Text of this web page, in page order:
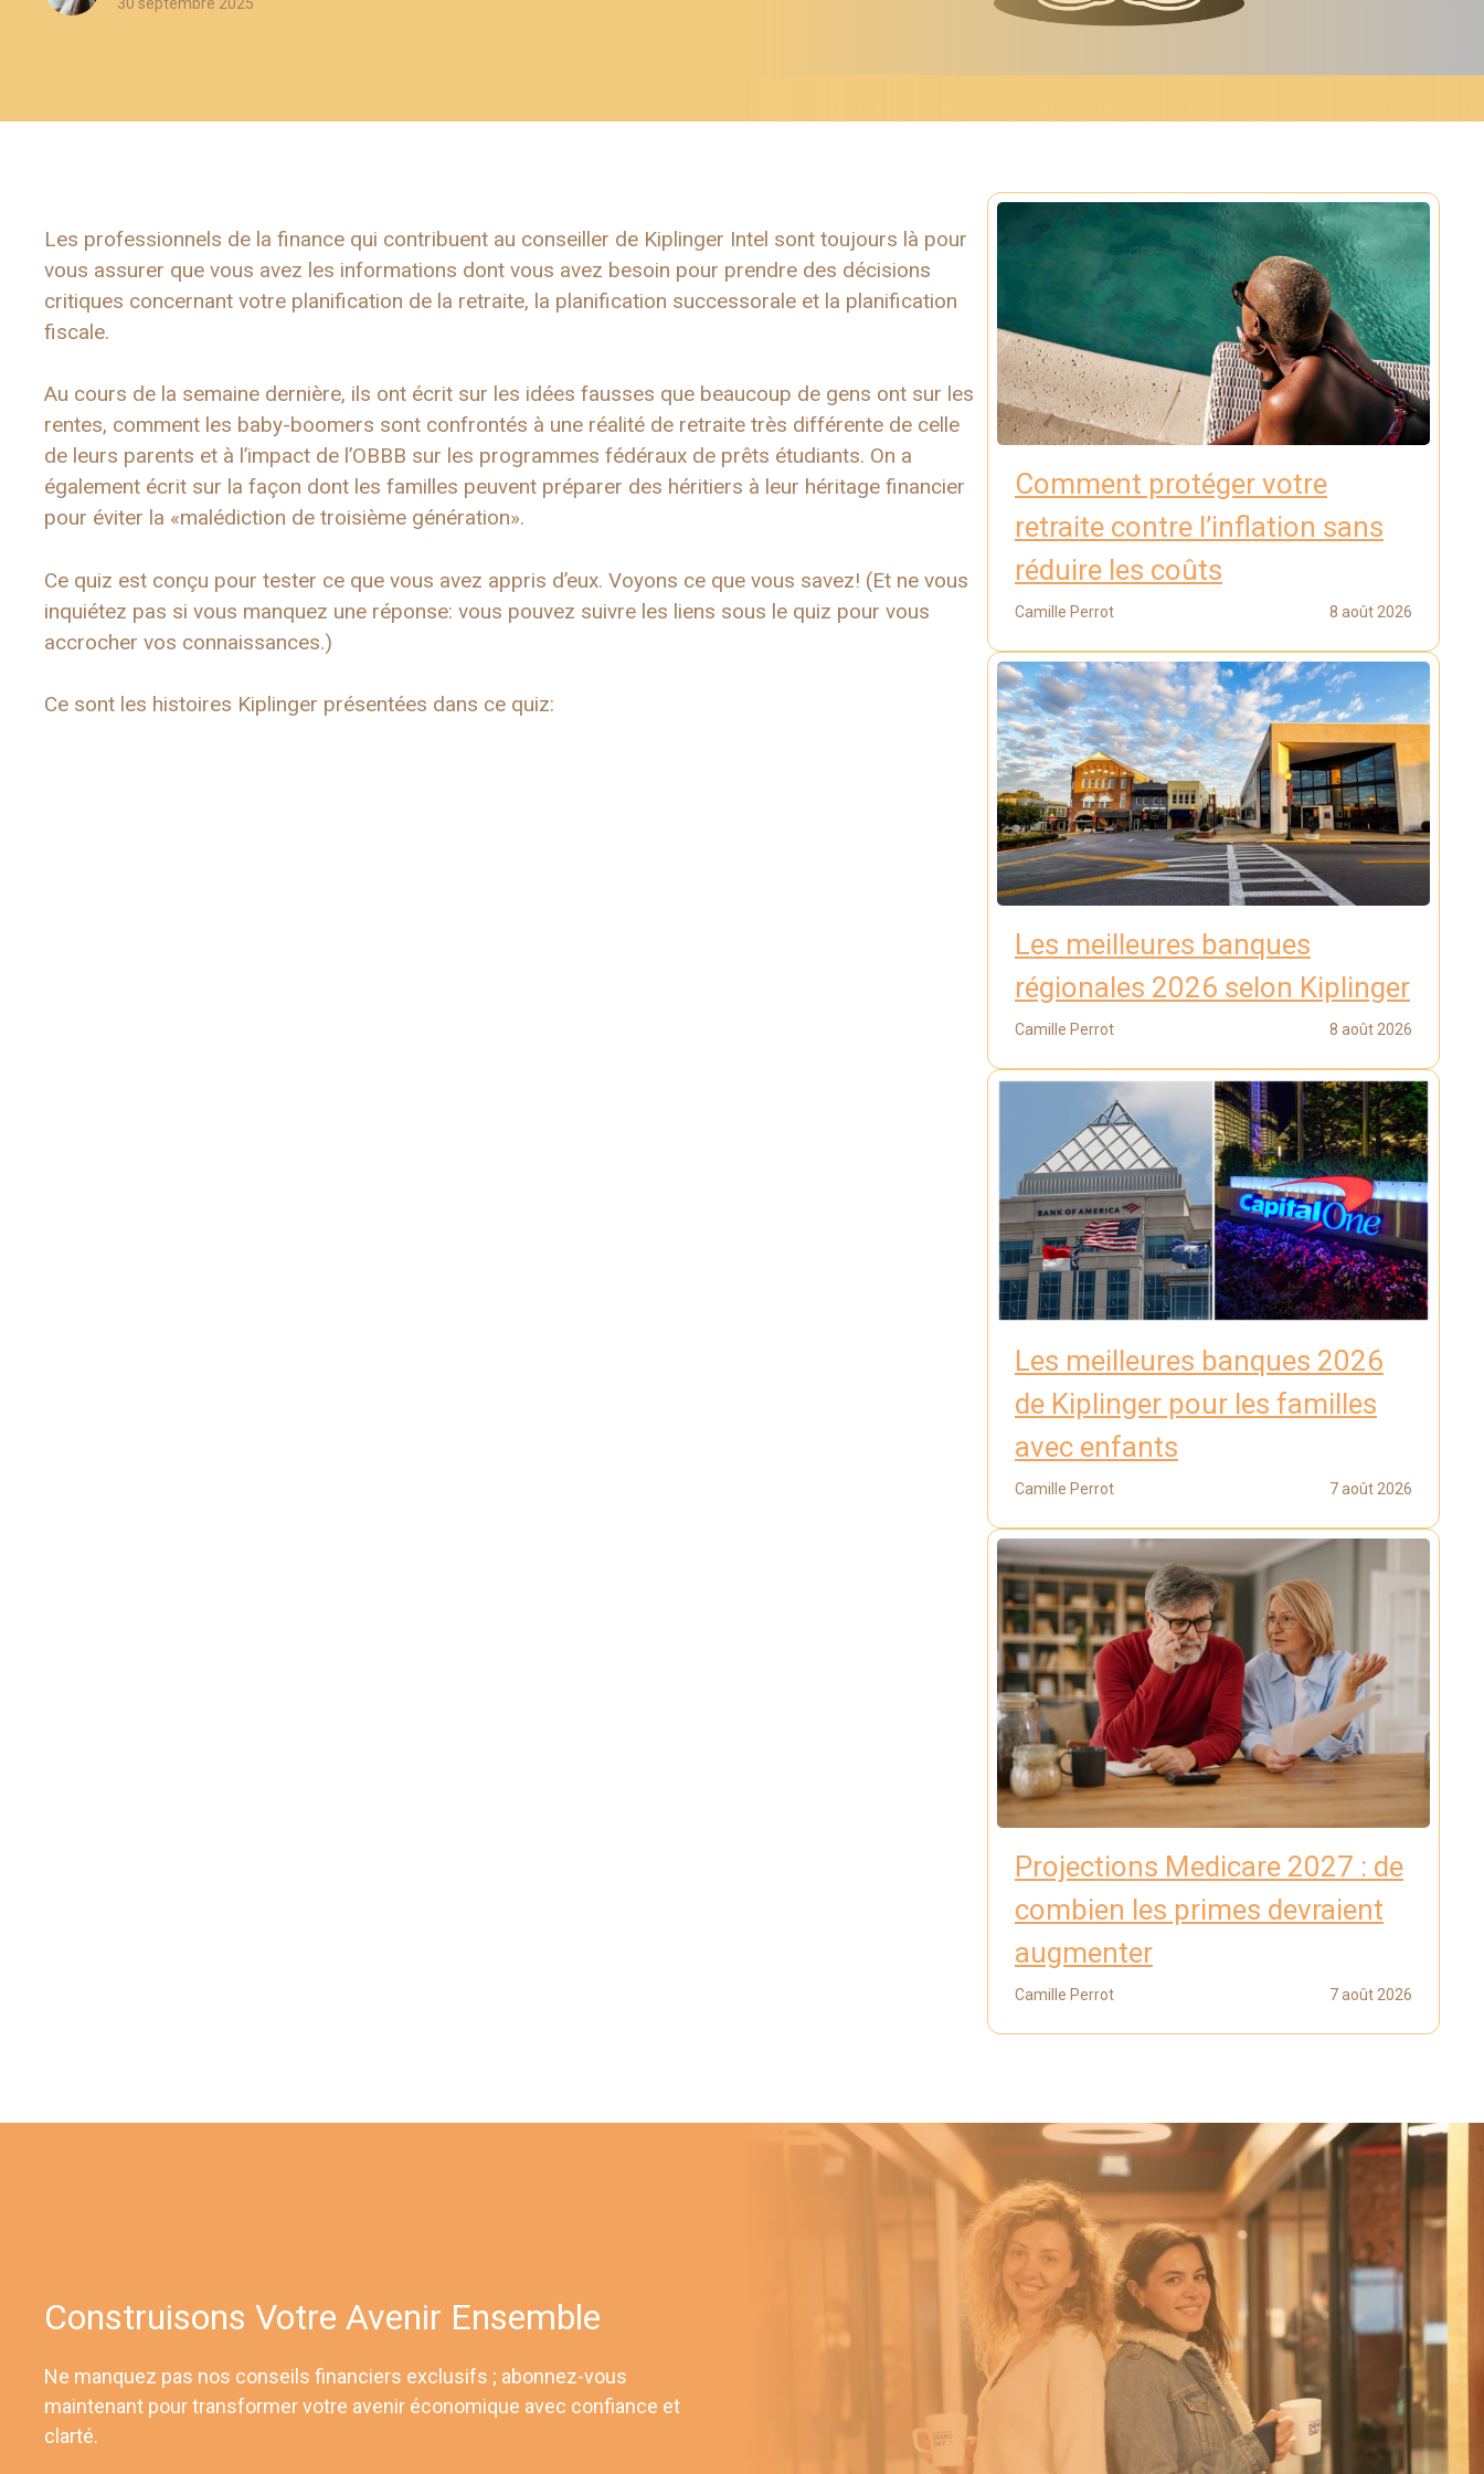
Les professionnels de la finance qui contribuent au conseiller de Kiplinger Intel sont toujours là pour
vous assurer que vous avez les informations dont vous avez besoin pour prendre des décisions
critiques concernant votre planification de la retraite, la planification successorale et la planification
fiscale.
Au cours de la semaine dernière, ils ont écrit sur les idées fausses que beaucoup de gens ont sur les
rentes, comment les baby-boomers sont confrontés à une réalité de retraite très différente de celle
de leurs parents et à l’impact de l’OBBB sur les programmes fédéraux de prêts étudiants. On a
également écrit sur la façon dont les familles peuvent préparer des héritiers à leur héritage financier
pour éviter la «malédiction de troisième génération».
Ce quiz est conçu pour tester ce que vous avez appris d’eux. Voyons ce que vous savez! (Et ne vous
inquiétez pas si vous manquez une réponse: vous pouvez suivre les liens sous le quiz pour vous
accrocher vos connaissances.)
Ce sont les histoires Kiplinger présentées dans ce quiz:
Comment protéger votre
retraite contre l’inflation sans
réduire les coûts
Camille Perrot 8 août 2026
Les meilleures banques
régionales 2026 selon Kiplinger
Camille Perrot 8 août 2026
Les meilleures banques 2026
de Kiplinger pour les familles
avec enfants
Camille Perrot 7 août 2026
Projections Medicare 2027 : de
combien les primes devraient
augmenter
Camille Perrot 7 août 2026
Construisons Votre Avenir Ensemble
Ne manquez pas nos conseils financiers exclusifs ; abonnez-vous
maintenant pour transformer votre avenir économique avec confiance et
clarté.